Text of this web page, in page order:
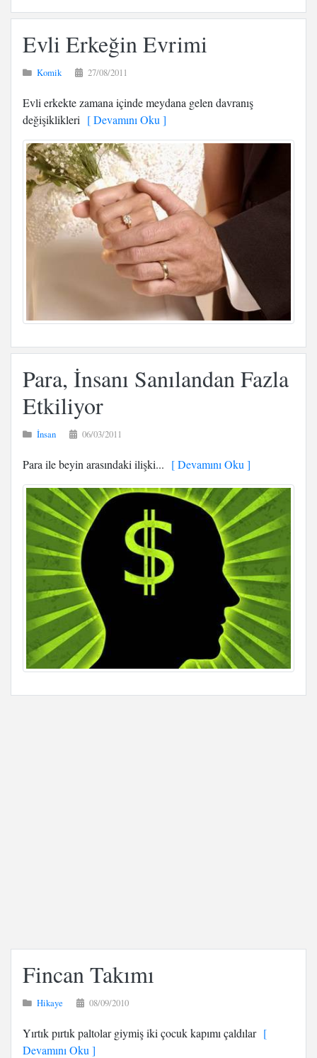
Evli Erkeğin Evrimi
Komik 27/08/2011
Evli erkekte zamana içinde meydana gelen davranış
değişiklikleri [ Devamını Oku ]
Para, İnsanı Sanılandan Fazla
Etkiliyor
İnsan 06/03/2011
Para ile beyin arasındaki ilişki... [ Devamını Oku ]
Fincan Takımı
Hikaye 08/09/2010
Yırtık pırtık paltolar giymiş iki çocuk kapımı çaldılar[
Devamını Oku ]